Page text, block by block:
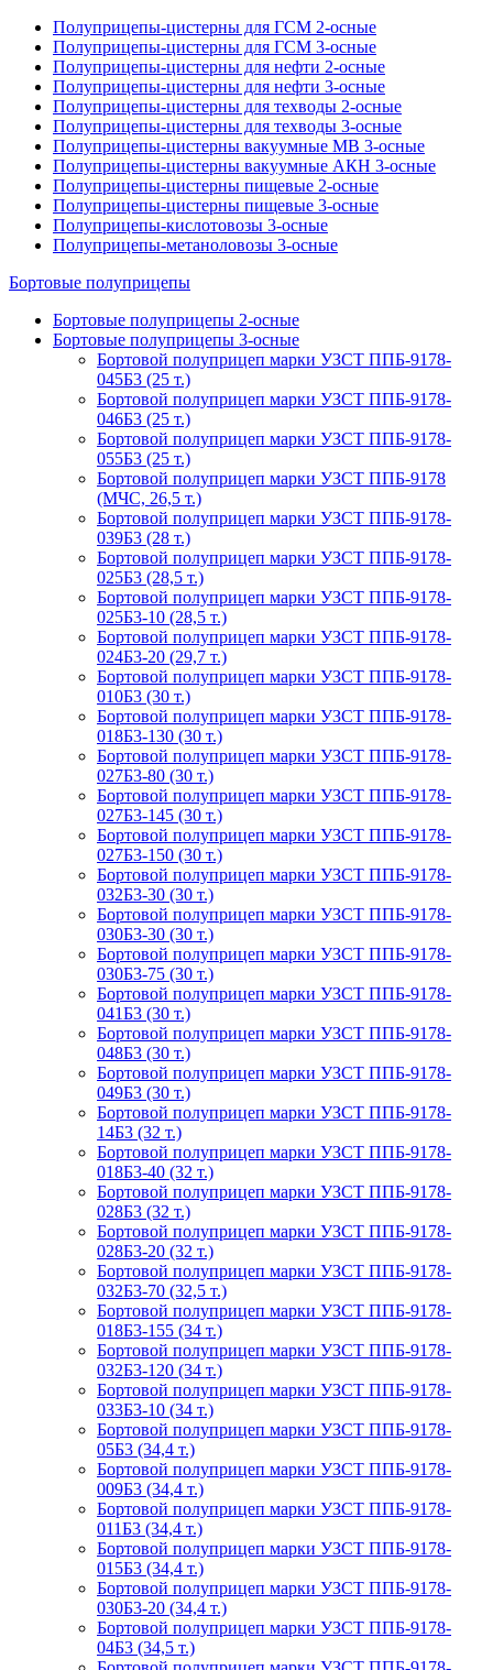
Полуприцепы-цистерны для ГСМ 2-осные
Полуприцепы-цистерны для ГСМ 3-осные
Полуприцепы-цистерны для нефти 2-осные
Полуприцепы-цистерны для нефти 3-осные
Полуприцепы-цистерны для техводы 2-осные
Полуприцепы-цистерны для техводы 3-осные
Полуприцепы-цистерны вакуумные МВ 3-осные
Полуприцепы-цистерны вакуумные АКН 3-осные
Полуприцепы-цистерны пищевые 2-осные
Полуприцепы-цистерны пищевые 3-осные
Полуприцепы-кислотовозы 3-осные
Полуприцепы-метаноловозы 3-осные
Бортовые полуприцепы
Бортовые полуприцепы 2-осные
Бортовые полуприцепы 3-осные
Бортовой полуприцеп марки УЗСТ ППБ-9178-
045Б3 (25 т.)
Бортовой полуприцеп марки УЗСТ ППБ-9178-
046Б3 (25 т.)
Бортовой полуприцеп марки УЗСТ ППБ-9178-
055Б3 (25 т.)
Бортовой полуприцеп марки УЗСТ ППБ-9178
(МЧС, 26,5 т.)
Бортовой полуприцеп марки УЗСТ ППБ-9178-
039Б3 (28 т.)
Бортовой полуприцеп марки УЗСТ ППБ-9178-
025Б3 (28,5 т.)
Бортовой полуприцеп марки УЗСТ ППБ-9178-
025Б3-10 (28,5 т.)
Бортовой полуприцеп марки УЗСТ ППБ-9178-
024Б3-20 (29,7 т.)
Бортовой полуприцеп марки УЗСТ ППБ-9178-
010Б3 (30 т.)
Бортовой полуприцеп марки УЗСТ ППБ-9178-
018Б3-130 (30 т.)
Бортовой полуприцеп марки УЗСТ ППБ-9178-
027Б3-80 (30 т.)
Бортовой полуприцеп марки УЗСТ ППБ-9178-
027Б3-145 (30 т.)
Бортовой полуприцеп марки УЗСТ ППБ-9178-
027Б3-150 (30 т.)
Бортовой полуприцеп марки УЗСТ ППБ-9178-
032Б3-30 (30 т.)
Бортовой полуприцеп марки УЗСТ ППБ-9178-
030Б3-30 (30 т.)
Бортовой полуприцеп марки УЗСТ ППБ-9178-
030Б3-75 (30 т.)
Бортовой полуприцеп марки УЗСТ ППБ-9178-
041Б3 (30 т.)
Бортовой полуприцеп марки УЗСТ ППБ-9178-
048Б3 (30 т.)
Бортовой полуприцеп марки УЗСТ ППБ-9178-
049Б3 (30 т.)
Бортовой полуприцеп марки УЗСТ ППБ-9178-
14Б3 (32 т.)
Бортовой полуприцеп марки УЗСТ ППБ-9178-
018Б3-40 (32 т.)
Бортовой полуприцеп марки УЗСТ ППБ-9178-
028Б3 (32 т.)
Бортовой полуприцеп марки УЗСТ ППБ-9178-
028Б3-20 (32 т.)
Бортовой полуприцеп марки УЗСТ ППБ-9178-
032Б3-70 (32,5 т.)
Бортовой полуприцеп марки УЗСТ ППБ-9178-
018Б3-155 (34 т.)
Бортовой полуприцеп марки УЗСТ ППБ-9178-
032Б3-120 (34 т.)
Бортовой полуприцеп марки УЗСТ ППБ-9178-
033Б3-10 (34 т.)
Бортовой полуприцеп марки УЗСТ ППБ-9178-
05Б3 (34,4 т.)
Бортовой полуприцеп марки УЗСТ ППБ-9178-
009Б3 (34,4 т.)
Бортовой полуприцеп марки УЗСТ ППБ-9178-
011Б3 (34,4 т.)
Бортовой полуприцеп марки УЗСТ ППБ-9178-
015Б3 (34,4 т.)
Бортовой полуприцеп марки УЗСТ ППБ-9178-
030Б3-20 (34,4 т.)
Бортовой полуприцеп марки УЗСТ ППБ-9178-
04Б3 (34,5 т.)